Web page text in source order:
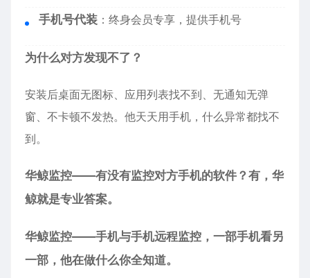
手机号代装 ：终身会员专享，提供手机号
为什么对方发现不了？
安装后桌面无图标、应用列表找不到、无通知无弹
窗、不卡顿不发热。他天天用手机，什么异常都找不
到。
华鲸监控——有没有监控对方手机的软件？有，华
鲸就是专业答案。
华鲸监控——手机与手机远程监控，一部手机看另
一部，他在做什么你全知道。